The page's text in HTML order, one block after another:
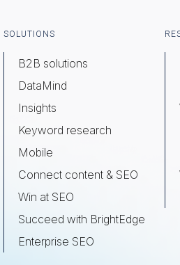
SOLUTIONS
B2B solutions
DataMind
Insights
Keyword research
Mobile
Connect content & SEO
Win at SEO
Succeed with BrightEdge
Enterprise SEO